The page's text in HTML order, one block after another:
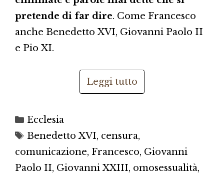
pretende di far dire. Come Francesco
anche Benedetto XVI, Giovanni Paolo II
e Pio XI.
Leggi tutto
Categorie
Ecclesia
Tag
Benedetto XVI, censura,
comunicazione, Francesco, Giovanni
Paolo II, Giovanni XXIII, omosessualità,